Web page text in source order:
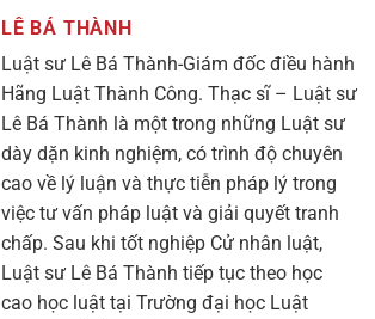
LÊ BÁ THÀNH
Luật sư Lê Bá Thành-Giám đốc điều hành
Hãng Luật Thành Công. Thạc sĩ – Luật sư
Lê Bá Thành là một trong những Luật sư
dày dặn kinh nghiệm, có trình độ chuyên
cao về lý luận và thực tiễn pháp lý trong
việc tư vấn pháp luật và giải quyết tranh
chấp. Sau khi tốt nghiệp Cử nhân luật,
Luật sư Lê Bá Thành tiếp tục theo học
cao học luật tại Trường đại học Luật